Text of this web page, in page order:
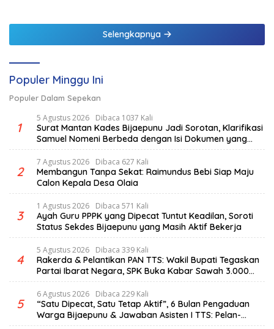
Selengkapnya
Populer Minggu Ini
Populer Dalam Sepekan
1
5 Agustus 2026 Dibaca 1037 Kali
Surat Mantan Kades Bijaepunu Jadi Sorotan, Klarifikasi
Samuel Nomeni Berbeda dengan Isi Dokumen yang
Beredar
2
7 Agustus 2026 Dibaca 627 Kali
Membangun Tanpa Sekat: Raimundus Bebi Siap Maju
Calon Kepala Desa Olaia
3
1 Agustus 2026 Dibaca 571 Kali
Ayah Guru PPPK yang Dipecat Tuntut Keadilan, Soroti
Status Sekdes Bijaepunu yang Masih Aktif Bekerja
4
5 Agustus 2026 Dibaca 339 Kali
Rakerda & Pelantikan PAN TTS: Wakil Bupati Tegaskan
Partai Ibarat Negara, SPK Buka Kabar Sawah 3.000
Hektar & Larangan Politik Uang
5
6 Agustus 2026 Dibaca 229 Kali
“Satu Dipecat, Satu Tetap Aktif”, 6 Bulan Pengaduan
Warga Bijaepunu & Jawaban Asisten I TTS: Pelan-
pelan, Tapi Pasti.